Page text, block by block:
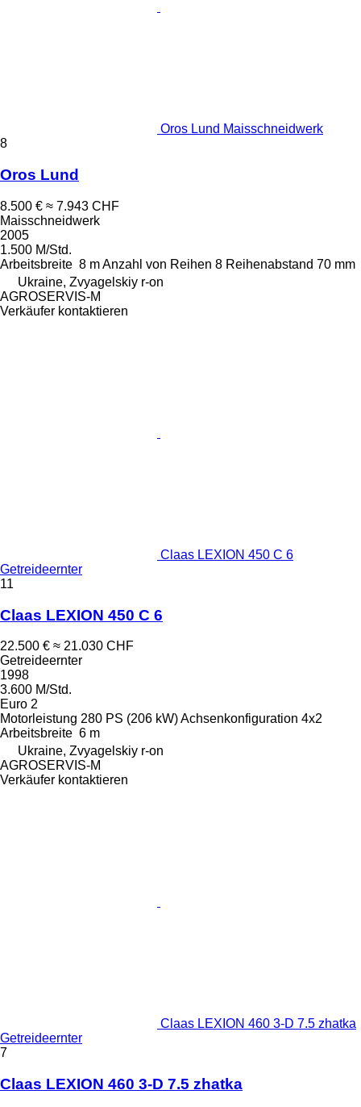
Oros Lund Maisschneidwerk
8
Oros Lund
8.500 € ≈ 7.943 CHF
Maisschneidwerk
2005
1.500 M/Std.
Arbeitsbreite 8 mAnzahl von Reihen 8 Reihenabstand 70 mm
Ukraine, Zvyagelskiy r-on
AGROSERVIS-M
Verkäufer kontaktieren
Claas LEXION 450 C 6
Getreideernter
11
Claas LEXION 450 C 6
22.500 € ≈ 21.030 CHF
Getreideernter
1998
3.600 M/Std.
Euro 2
Motorleistung 280 PS (206 kW)Achsenkonfiguration 4x2
Arbeitsbreite 6 m
Ukraine, Zvyagelskiy r-on
AGROSERVIS-M
Verkäufer kontaktieren
Claas LEXION 460 3-D 7.5 zhatka
Getreideernter
7
Claas LEXION 460 3-D 7.5 zhatka